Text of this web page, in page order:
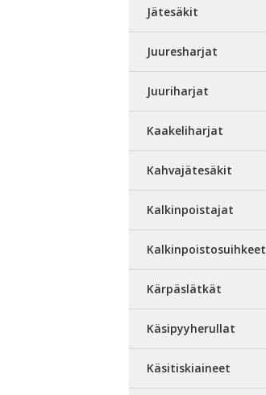
Jätesäkit
Juuresharjat
Juuriharjat
Kaakeliharjat
Kahvajätesäkit
Kalkinpoistajat
Kalkinpoistosuihkeet
Kärpäslätkät
Käsipyyherullat
Käsitiskiaineet